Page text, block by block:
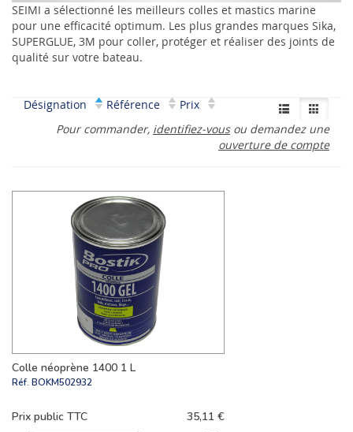
SEIMI a sélectionné les meilleurs colles et mastics marine
pour une efficacité optimum. Les plus grandes marques Sika,
SUPERGLUE, 3M pour coller, protéger et réaliser des joints de
qualité sur votre bateau.
Désignation Référence
Prix
Pour commander, identifiez-vousou demandez une
ouverture de compte
Colle néoprène 1400 1 L
Réf. BOKM502932
Prix public TTC 35,11 €